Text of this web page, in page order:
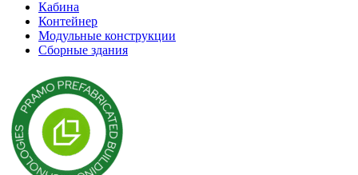
Кабина
Контейнер
Модульные конструкции
Сборные здания